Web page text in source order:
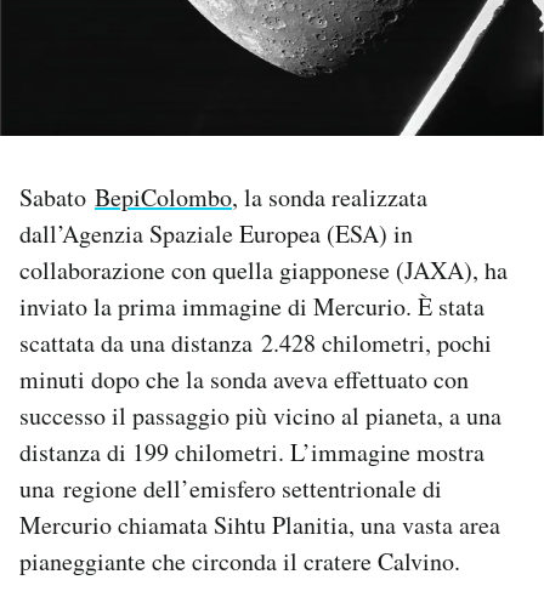
I MIEI PREFERITI
SHOP
CALENDARIO
AREA PERSONALE
Newsletter
Notifiche mobile
Regala il Post
Sabato BepiColombo, la sonda realizzata
dall’Agenzia Spaziale Europea (ESA) in
collaborazione con quella giapponese (JAXA), ha
inviato la prima immagine di Mercurio. È stata
scattata da una distanza 2.428 chilometri, pochi
minuti dopo che la sonda aveva effettuato con
successo il passaggio più vicino al pianeta, a una
distanza di 199 chilometri. L’immagine mostra
una regione dell’emisfero settentrionale di
Mercurio chiamata Sihtu Planitia, una vasta area
pianeggiante che circonda il cratere Calvino.